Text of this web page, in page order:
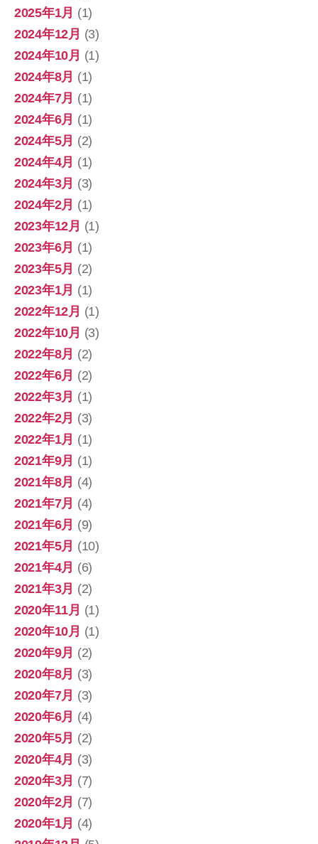
2025年1月 (1)
2024年12月 (3)
2024年10月 (1)
2024年8月 (1)
2024年7月 (1)
2024年6月 (1)
2024年5月 (2)
2024年4月 (1)
2024年3月 (3)
2024年2月 (1)
2023年12月 (1)
2023年6月 (1)
2023年5月 (2)
2023年1月 (1)
2022年12月 (1)
2022年10月 (3)
2022年8月 (2)
2022年6月 (2)
2022年3月 (1)
2022年2月 (3)
2022年1月 (1)
2021年9月 (1)
2021年8月 (4)
2021年7月 (4)
2021年6月 (9)
2021年5月 (10)
2021年4月 (6)
2021年3月 (2)
2020年11月 (1)
2020年10月 (1)
2020年9月 (2)
2020年8月 (3)
2020年7月 (3)
2020年6月 (4)
2020年5月 (2)
2020年4月 (3)
2020年3月 (7)
2020年2月 (7)
2020年1月 (4)